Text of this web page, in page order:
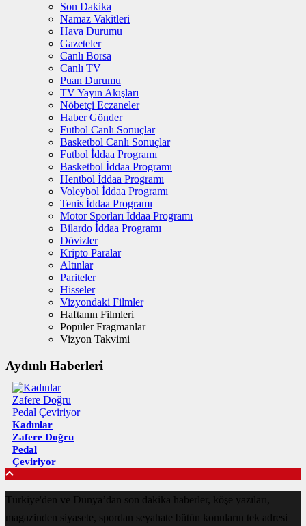
Son Dakika
Namaz Vakitleri
Hava Durumu
Gazeteler
Canlı Borsa
Canlı TV
Puan Durumu
TV Yayın Akışları
Nöbetçi Eczaneler
Haber Gönder
Futbol Canlı Sonuçlar
Basketbol Canlı Sonuçlar
Futbol İddaa Programı
Basketbol İddaa Programı
Hentbol İddaa Programı
Voleybol İddaa Programı
Tenis İddaa Programı
Motor Sporları İddaa Programı
Bilardo İddaa Programı
Dövizler
Kripto Paralar
Altınlar
Pariteler
Hisseler
Vizyondaki Filmler
Haftanın Filmleri
Popüler Fragmanlar
Vizyon Takvimi
Aydınlı Haberleri
Kadınlar
Zafere Doğru
Pedal
Çeviriyor
Türkiye'den ve Dünya’dan son dakika haberler, köşe yazıları,
magazinden siyasete, spordan seyahate bütün konuların tek adresi